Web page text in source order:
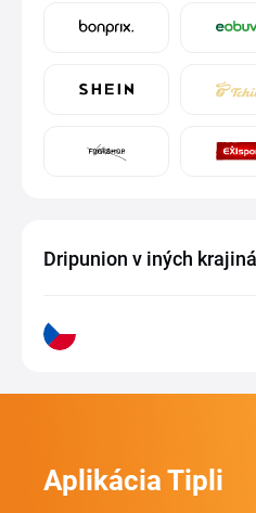
Dripunion v iných
Aplikácia Tipli